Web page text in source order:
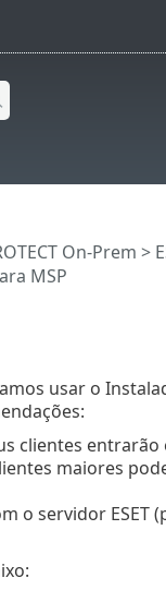
On-Prem >
MSP
usar o
clientes
maiores
o servidor